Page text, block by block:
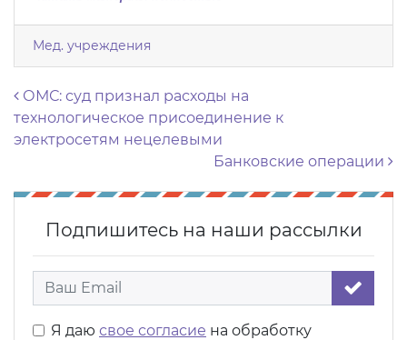
Мед. учреждения
Навигация по записям
ОМС: суд признал расходы на
технологическое присоединение к
электросетям нецелевыми
Банковские операции
Подпишитесь на наши рассылки
Я даю свое согласие на обработку